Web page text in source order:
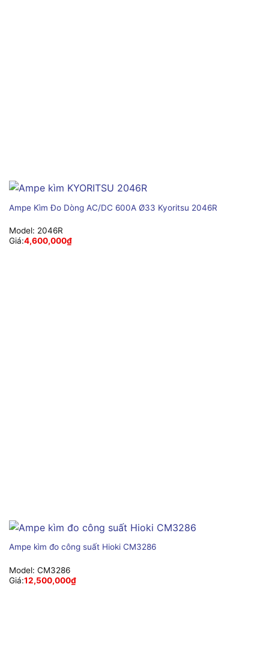
Ampe Kìm Đo Dòng AC/DC 600A Ø33 Kyoritsu 2046R
Model: 2046R
Giá:4,600,000₫
Ampe kìm đo công suất Hioki CM3286
Model: CM3286
Giá:12,500,000₫